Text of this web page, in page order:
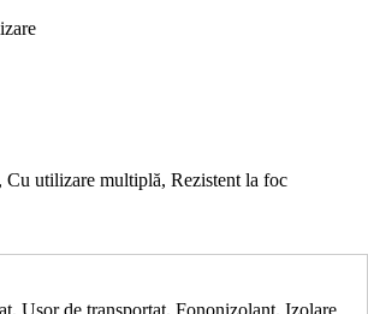
Cu utilizare multiplă, Rezistent la foc
Ușor de transportat, Fononizolant, Izolare